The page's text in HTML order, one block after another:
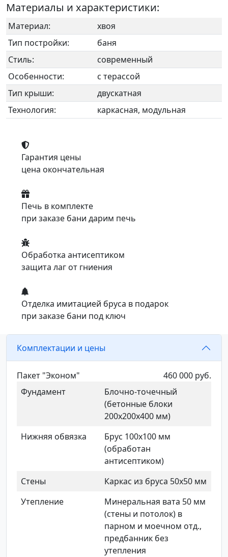
Материалы и характеристики:
Материал:
хвоя
Тип постройки:
баня
Стиль:
современный
Особенности:
с терассой
Тип крыши:
двускатная
Технология:
каркасная, модульная
Гарантия цены
цена окончательная
Печь в комплекте
при заказе бани дарим печь
Обработка антисептиком
защита лаг от гниения
Отделка имитацией бруса в подарок
при заказе бани под ключ
Комплектации и цены
Пакет "Эконом"
460 000 руб.
Фундамент
Блочно-точечный
(бетонные блоки
200х200х400 мм)
Нижняя обвязка
Брус 100х100 мм
(обработан
антисептиком)
Стены
Каркас из бруса 50х50 мм
Утепление
Минеральная вата 50 мм
(стены и потолок) в
парном и моечном отд.,
предбанник без
утепления